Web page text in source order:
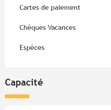
Cartes de paiement
Chèques Vacances
Espèces
Capacité